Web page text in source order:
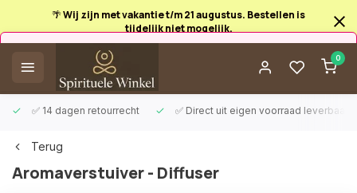
🌴 Wij zijn met vakantie t/m 21 augustus. Bestellen is
tijdelijk niet mogelijk.
0
✅ 14 dagen retourrecht ✅ Direct uit eigen voorraad leverbaar
Afrekenen is uitgeschakeld.
Terug
Aromaverstuiver - Diffuser